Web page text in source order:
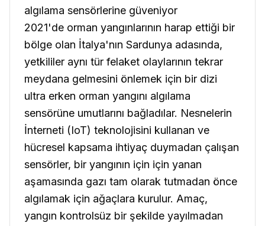
algılama sensörlerine güveniyor
2021'de orman yangınlarının harap ettiği bir
bölge olan İtalya'nın Sardunya adasında,
yetkililer aynı tür felaket olaylarının tekrar
meydana gelmesini önlemek için bir dizi
ultra erken orman yangını algılama
sensörüne umutlarını bağladılar. Nesnelerin
İnterneti (IoT) teknolojisini kullanan ve
hücresel kapsama ihtiyaç duymadan çalışan
sensörler, bir yangının için için yanan
aşamasında gazı tam olarak tutmadan önce
algılamak için ağaçlara kurulur. Amaç,
yangın kontrolsüz bir şekilde yayılmadan